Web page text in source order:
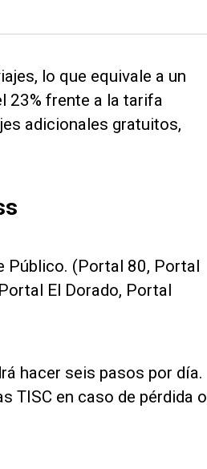
lo que equivale a un
23% frente a la tarifa
adicionales gratuitos,
Público. (Portal 80, Portal
El Dorado, Portal
hacer seis pasos por día.
TISC en caso de pérdida o